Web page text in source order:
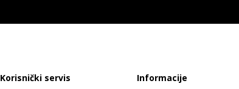
Korisnički servis Informacije